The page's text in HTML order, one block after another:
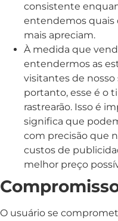
consistente
entendemos quais
mais apreciam.
À medida que
entendermos as
visitantes de
portanto, esse é o
rastrearão. Isso é
significa que
com precisão que
custos de
melhor preço
O usuário se